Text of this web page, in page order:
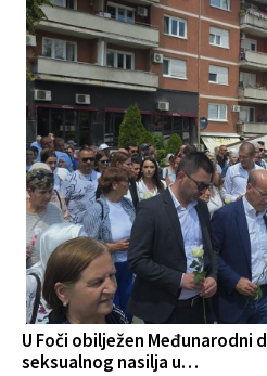
U Foči obilježen Međunarodni
seksualnog nasilja u…